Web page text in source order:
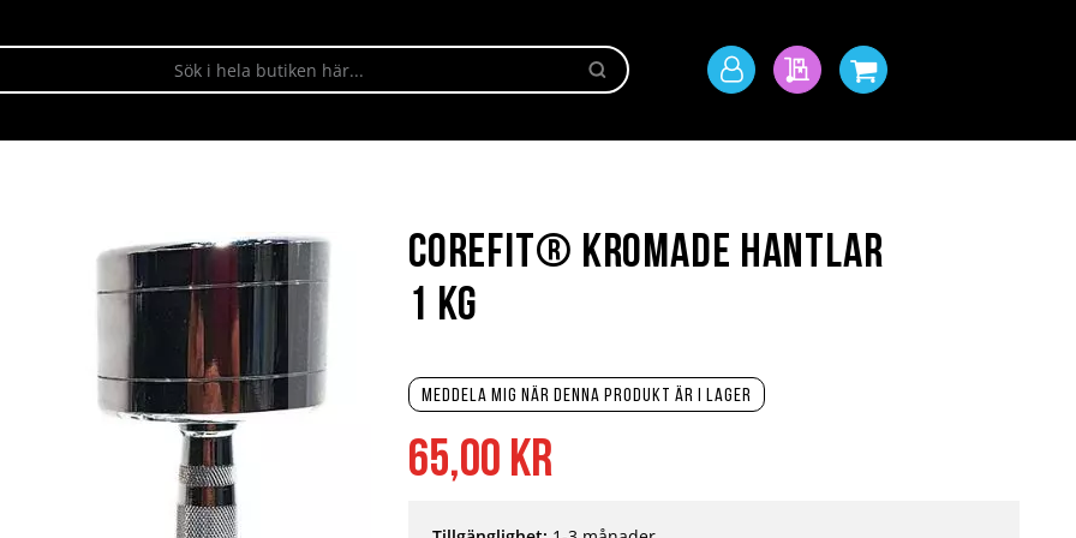
Sök
Mitt
Min offertMin kundvagn
65,00 kr
Meddela mig när denna produkt är i lager
Corefit® Kromade Hantlar
1 kg